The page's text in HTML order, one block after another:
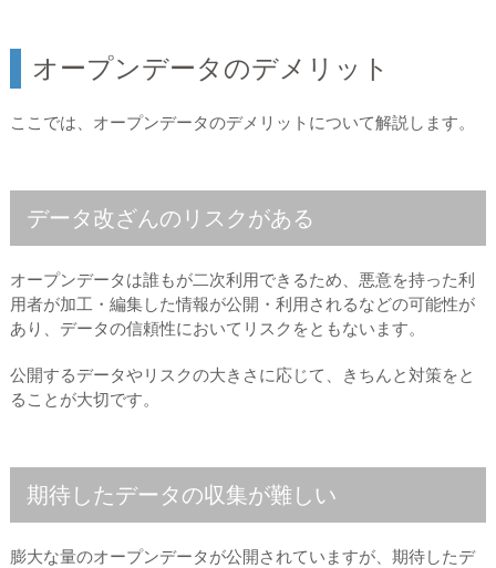
オープンデータのデメリット
ここでは、オープンデータのデメリットについて解説します。
データ改ざんのリスクがある
オープンデータは誰もが二次利用できるため、悪意を持った利
用者が加工・編集した情報が公開・利用されるなどの可能性が
あり、データの信頼性においてリスクをともないます。
公開するデータやリスクの大きさに応じて、きちんと対策をと
ることが大切です。
期待したデータの収集が難しい
膨大な量のオープンデータが公開されていますが、期待したデ